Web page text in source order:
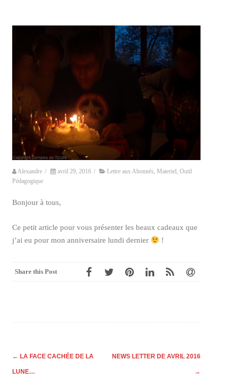
Alexandre / avril 29, 2016 / Lettre aux Abonnés Materiel
Outil
Pédagogique
Bonjour à tous,
Ce petit article pour vous présenter les beaux cadeaux que
j’ai eu pour mon anniversaire lundi dernier
!
Share this Post
Post
navigation
← LA FACE CACHÉE DE LA
LUNE…
NEWS LETTER DE AVRIL 2016
→